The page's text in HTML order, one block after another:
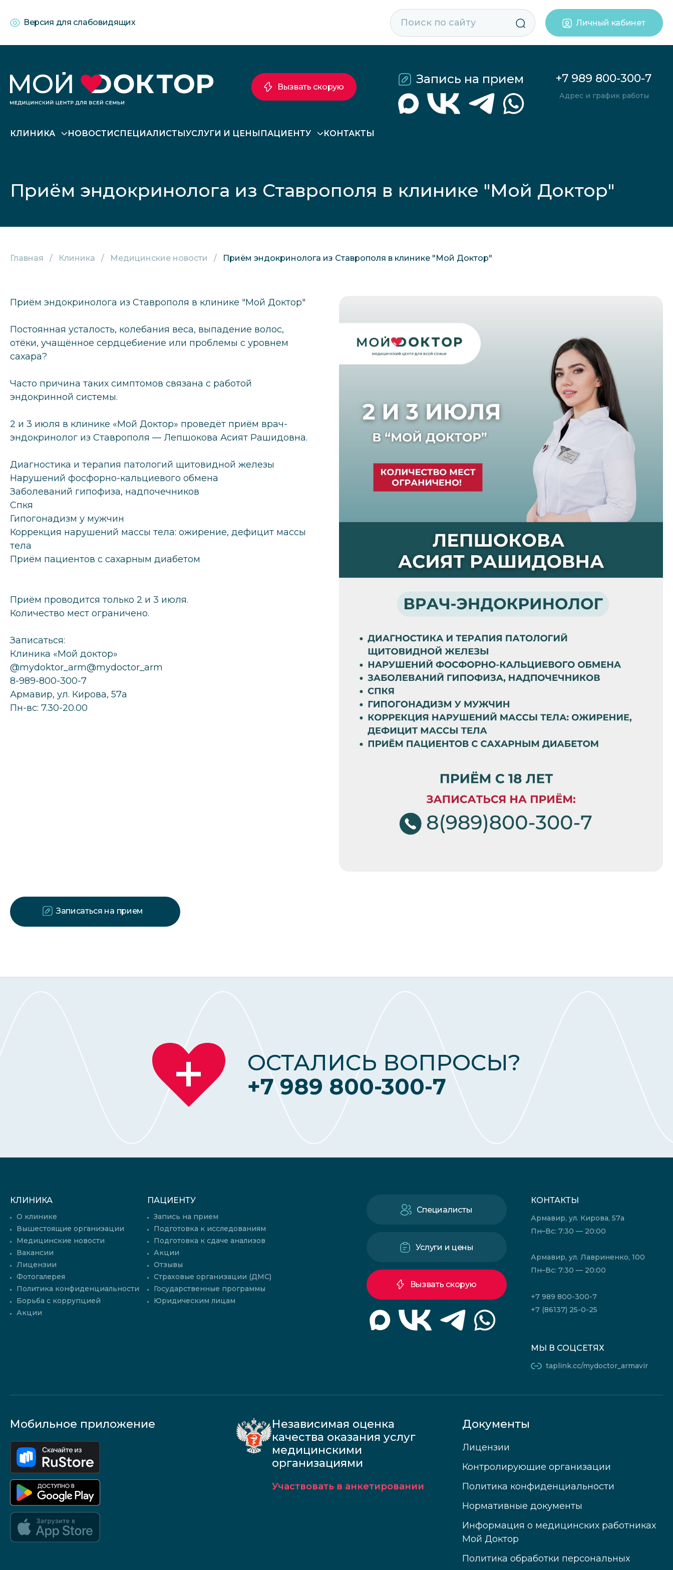
Версия для слабовидящих Личный кабинет
Запись на прием +7 989 800-300-7
Адрес и график работы
КЛИНИКА НОВОСТИСПЕЦИАЛИСТЫУСЛУГИ И ЦЕНЫ ПАЦИЕНТУ КОНТАКТЫ
Вызвать скорую
Приём эндокринолога из Ставрополя в клинике "Мой Доктор"
Главная Клиника Медицинские новости Приём эндокринолога из Ставрополя в клинике "Мой Доктор"
Приём эндокринолога из Ставрополя в клинике "Мой Доктор"
Постоянная усталость, колебания веса, выпадение волос,
отёки, учащённое сердцебиение или проблемы с уровнем
сахара?
Часто причина таких симптомов связана с работой
эндокринной системы.
2 и 3 июля в клинике «Мой Доктор» проведёт приём врач-
эндокринолог из Ставрополя — Лепшокова Асият Рашидовна.
Диагностика и терапия патологий щитовидной железы
Нарушений фосфорно-кальциевого обмена
Заболеваний гипофиза, надпочечников
Спкя
Гипогонадизм у мужчин
Коррекция нарушений массы тела: ожирение, дефицит массы
тела
Приём пациентов с сахарным диабетом
Приём проводится только 2 и 3 июля.
Количество мест ограничено.
Записаться:
Клиника «Мой доктор»
@mydoktor_arm@mydoctor_arm
8-989-800-300-7
Армавир, ул. Кирова, 57а
Пн-вс: 7.30-20.00
Записаться на прием
ОСТАЛИСЬ ВОПРОСЫ?
+7 989 800-300-7
КЛИНИКА
О клинике
Вышестоящие организации
Медицинские новости
Вакансии
Лицензии
Фотогалерея
Политика конфиденциальности
Борьба с коррупцией
Акции
ПАЦИЕНТУ
Запись на прием
Подготовка к исследованиям
Подготовка к сдаче анализов
Акции
Отзывы
Страховые организации (ДМС)
Государственные программы
Юридическим лицам
Специалисты
Услуги и цены
Вызвать скорую
КОНТАКТЫ
Армавир, ул. Кирова, 57а
Пн–Вс: 7:30 — 20:00
Армавир, ул. Лавриненко, 100
Пн–Вс: 7:30 — 20:00
+7 989 800-300-7
+7 (86137) 25-0-25
МЫ В СОЦСЕТЯХ
taplink.cc/mydoctor_armavir
Мобильное приложение
Независимая оценка
качества оказания услуг
медицинскими
организациями
Участвовать в анкетировании
Документы
Лицензии
Контролирующие организации
Политика конфиденциальности
Нормативные документы
Информация о медицинских работниках
Мой Доктор
Политика обработки персональных